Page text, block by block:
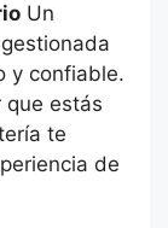
Un
y confiable.
que estás
te
de